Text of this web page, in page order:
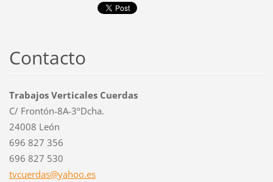
Contacto
Trabajos Verticales Cuerdas
C/ Frontón-8A-3ºDcha.
24008 León
696 827 356
696 827 530
tvcuerdas@yahoo.es